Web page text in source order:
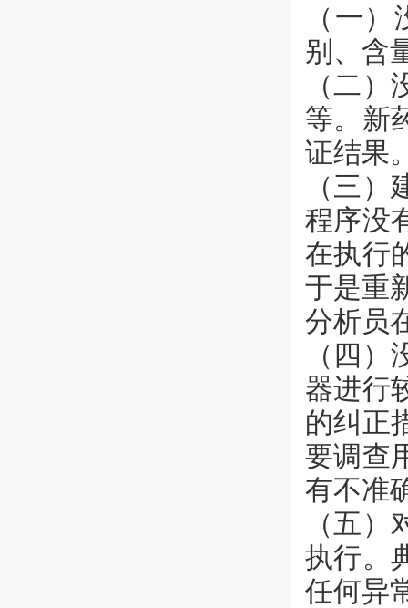
（一
别、含
（二
等。新
证结果
（三
程序没
在执行
于是重
分析员
（四
器进行
的纠正
要调查
有不准
（五
执行。
任何异